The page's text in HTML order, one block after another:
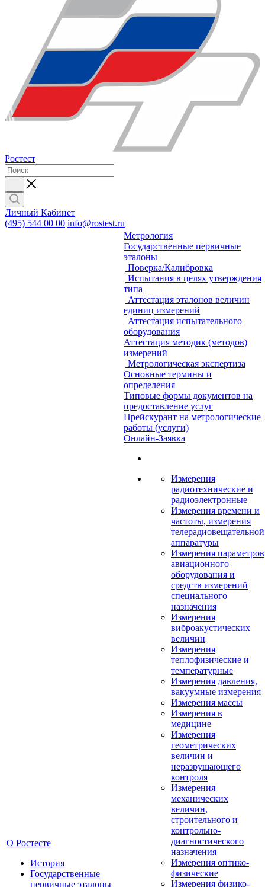
Ростест
Личный Кабинет
(495) 544 00 00 info@rostest.ru
О Ростесте
История
Государственные
первичные эталоны
Метрология
Государственные первичные
эталоны
Поверка/Калибровка
Испытания в целях утверждения
типа
Аттестация эталонов величин
единиц измерений
Аттестация испытательного
оборудования
Аттестация методик (методов)
измерений
Метрологическая экспертиза
Основные термины и
определения
Типовые формы документов на
предоставление услуг
Прейскурант на метрологические
работы (услуги)
Онлайн-Заявка
Измерения
радиотехнические и
радиоэлектронные
Измерения времени и
частоты, измерения
телерадиовещательной
аппаратуры
Измерения параметров
авиационного
оборудования и
средств измерений
специального
назначения
Измерения
виброакустических
величин
Измерения
теплофизические и
температурные
Измерения давления,
вакуумные измерения
Измерения массы
Измерения в
медицине
Измерения
геометрических
величин и
неразрушающего
контроля
Измерения
механических
величин,
строительного и
контрольно-
диагностического
назначения
Измерения оптико-
физические
Измерения физико-